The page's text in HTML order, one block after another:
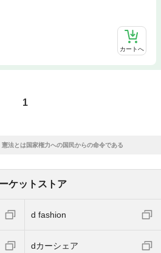
カートへ
1
憲法とは国家権力への国民からの命令である
ケットストア
d fashion
dカーシェア